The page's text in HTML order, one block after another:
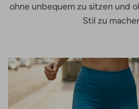
ohne unbequem zu sitzen und
Stil zu